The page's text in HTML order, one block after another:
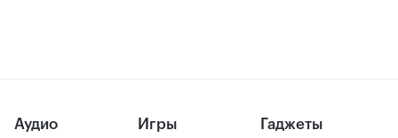
Аудио Игры Гаджеты